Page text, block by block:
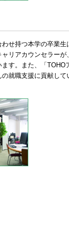
せ持つ本学の卒業生
リアカウンセラーが
す。また、「TOHO
就職支援に貢献して